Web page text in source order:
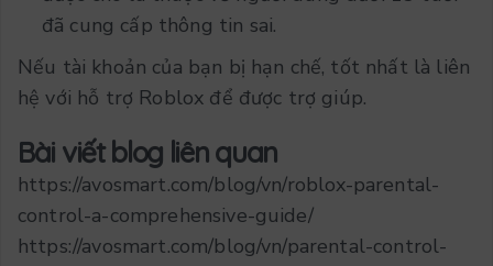
đã cung cấp thông tin sai.
Nếu tài khoản của bạn bị hạn chế, tốt nhất là liên
hệ với hỗ trợ Roblox để được trợ giúp.
Bài viết blog liên quan
https://avosmart.com/blog/vn/roblox-parental-
control-a-comprehensive-guide/
https://avosmart.com/blog/vn/parental-control-